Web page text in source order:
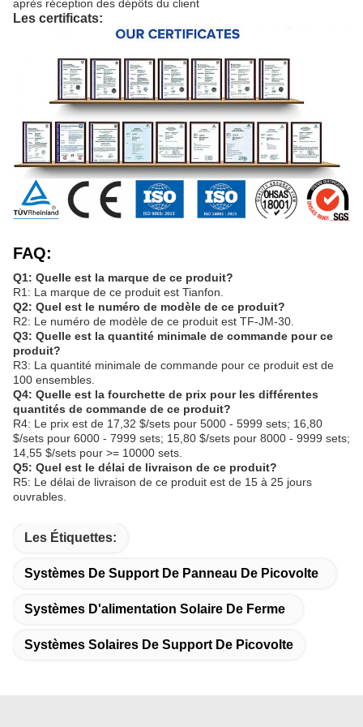
après réception des dépôts du client
Les certificats:
FAQ:
Q1: Quelle est la marque de ce produit?
R1: La marque de ce produit est Tianfon.
Q2: Quel est le numéro de modèle de ce produit?
R2: Le numéro de modèle de ce produit est TF-JM-30.
Q3: Quelle est la quantité minimale de commande pour ce
produit?
R3: La quantité minimale de commande pour ce produit est de
100 ensembles.
Q4: Quelle est la fourchette de prix pour les différentes
quantités de commande de ce produit?
R4: Le prix est de 17,32 $/sets pour 5000 - 5999 sets; 16,80
$/sets pour 6000 - 7999 sets; 15,80 $/sets pour 8000 - 9999 sets;
14,55 $/sets pour >= 10000 sets.
Q5: Quel est le délai de livraison de ce produit?
R5: Le délai de livraison de ce produit est de 15 à 25 jours
ouvrables.
Les Étiquettes:
Systèmes De Support De Panneau De Picovolte
Systèmes D'alimentation Solaire De Ferme
Systèmes Solaires De Support De Picovolte